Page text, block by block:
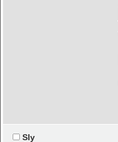
Sly